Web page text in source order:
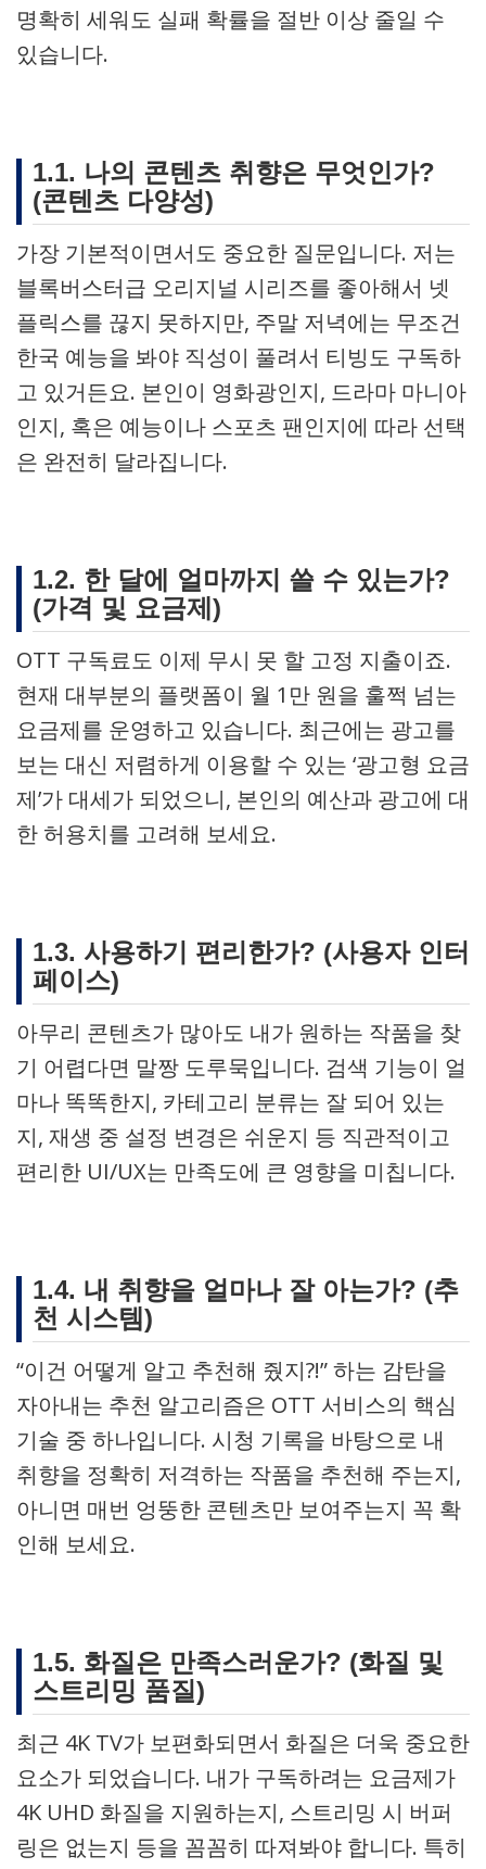
명확히 세워도 실패 확률을 절반 이상 줄일 수
있습니다.
1.1. 나의 콘텐츠 취향은 무엇인가?
(콘텐츠 다양성)
가장 기본적이면서도 중요한 질문입니다. 저는
블록버스터급 오리지널 시리즈를 좋아해서 넷
플릭스를 끊지 못하지만, 주말 저녁에는 무조건
한국 예능을 봐야 직성이 풀려서 티빙도 구독하
고 있거든요. 본인이 영화광인지, 드라마 마니아
인지, 혹은 예능이나 스포츠 팬인지에 따라 선택
은 완전히 달라집니다.
1.2. 한 달에 얼마까지 쓸 수 있는가?
(가격 및 요금제)
OTT 구독료도 이제 무시 못 할 고정 지출이죠.
현재 대부분의 플랫폼이 월 1만 원을 훌쩍 넘는
요금제를 운영하고 있습니다. 최근에는 광고를
보는 대신 저렴하게 이용할 수 있는 ‘광고형 요금
제’가 대세가 되었으니, 본인의 예산과 광고에 대
한 허용치를 고려해 보세요.
1.3. 사용하기 편리한가? (사용자 인터
페이스)
아무리 콘텐츠가 많아도 내가 원하는 작품을 찾
기 어렵다면 말짱 도루묵입니다. 검색 기능이 얼
마나 똑똑한지, 카테고리 분류는 잘 되어 있는
지, 재생 중 설정 변경은 쉬운지 등 직관적이고
편리한 UI/UX는 만족도에 큰 영향을 미칩니다.
1.4. 내 취향을 얼마나 잘 아는가? (추
천 시스템)
“이건 어떻게 알고 추천해 줬지?!” 하는 감탄을
자아내는 추천 알고리즘은 OTT 서비스의 핵심
기술 중 하나입니다. 시청 기록을 바탕으로 내
취향을 정확히 저격하는 작품을 추천해 주는지,
아니면 매번 엉뚱한 콘텐츠만 보여주는지 꼭 확
인해 보세요.
1.5. 화질은 만족스러운가? (화질 및
스트리밍 품질)
최근 4K TV가 보편화되면서 화질은 더욱 중요한
요소가 되었습니다. 내가 구독하려는 요금제가
4K UHD 화질을 지원하는지, 스트리밍 시 버퍼
링은 없는지 등을 꼼꼼히 따져봐야 합니다. 특히